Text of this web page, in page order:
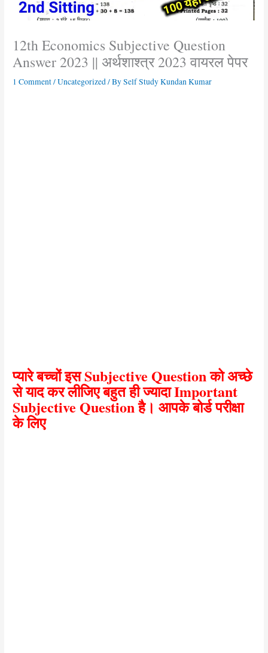
12th Economics Subjective Question
Answer 2023 || अर्थशाश्त्र 2023 वायरल पेपर
1 Comment/Uncategorized/ BySelf Study Kundan Kumar
प्यारे बच्चों इस Subjective Question को अच्छे
से याद कर लीजिए बहुत ही ज्यादा Important
Subjective Question है। आपके बोर्ड परीक्षा
के लिए